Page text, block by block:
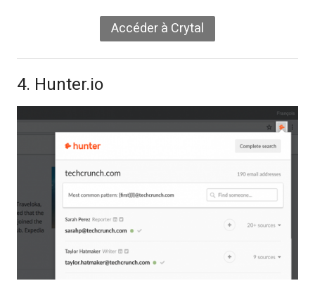
Accéder à Crytal
4. Hunter.io